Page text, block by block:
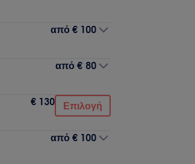
από € 100
από € 80
€ 130 Επιλογή
από € 100